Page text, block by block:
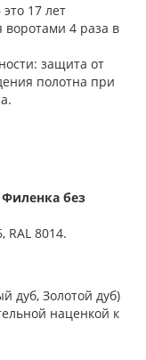
17 лет
воротами 4 раза в
защита от
полотна при
без
RAL 8014.
дуб, Золотой дуб)
наценкой к